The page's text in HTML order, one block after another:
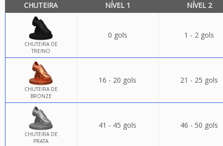
CHUTEIRA NÍVEL 1 NÍVEL 2
CHUTEIRA DE
TREINO
0 gols 1 - 2 gols
CHUTEIRA DE
BRONZE
16 - 20 gols 21 - 25 gols
CHUTEIRA DE
PRATA
41 - 45 gols 46 - 50 gols